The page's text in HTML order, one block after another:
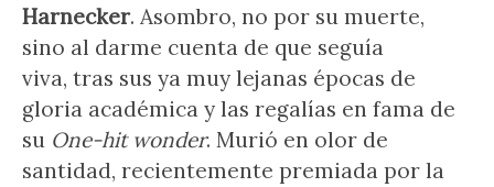
Harnecker. Asombro, no por su muerte,
sino al darme cuenta de que seguía
viva, tras sus ya muy lejanas épocas de
gloria académica y las regalías en fama de
su One-hit wonder. Murió en olor de
santidad, recientemente premiada por la